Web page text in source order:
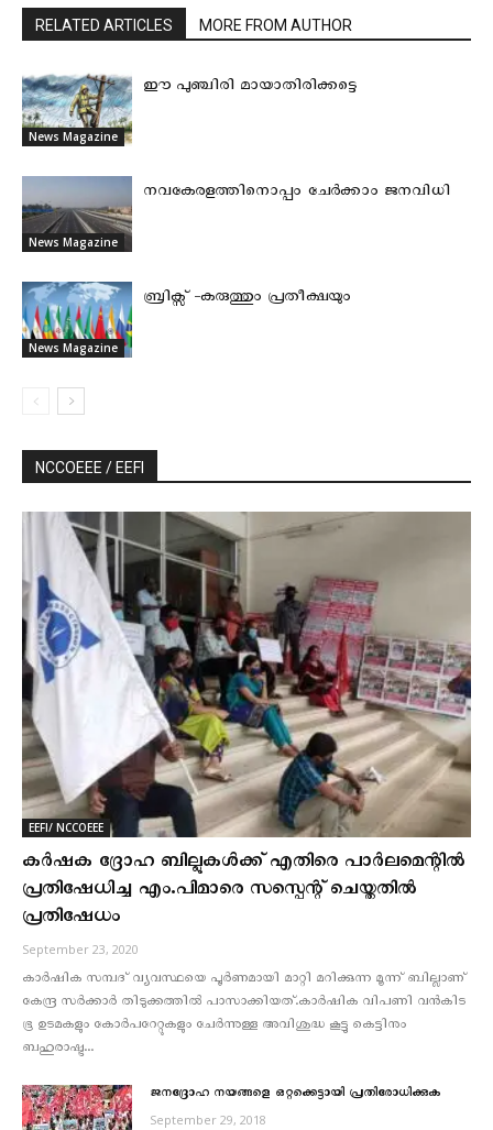
RELATED ARTICLES MORE FROM AUTHOR
News Magazine
ഈ പുഞ്ചിരി മായാതിരിക്കട്ടെ
News Magazine
നവകേരളത്തിനൊപ്പം ചേർക്കാം ജനവിധി
News Magazine
ബ്രിക്സ് -കരുത്തും പ്രതീക്ഷയും
NCCOEEE / EEFI
EEFI/ NCCOEEE
കർഷക ദ്രോഹ ബില്ലുകൾക്ക് എതിരെ പാര്‍ലമെന്റില്‍
പ്രതിഷേധിച്ച എം.പിമാരെ സസ്പെന്റ് ചെയ്തതില്‍
പ്രതിഷേധം
September 23, 2020
കാര്‍ഷിക സമ്പദ് വ്യവസ്ഥയെ പൂര്‍ണമായി മാറ്റി മറിക്കുന്ന മൂന്ന്‌ ബില്ലാണ്‌
കേന്ദ്ര സർക്കാർ തിടുക്കത്തില്‍ പാസാക്കിയത്.കാര്‍ഷിക വിപണി വന്‍കിട
ഭൂ ഉടമകളും കോര്‍പറേറ്റുകളും ചേര്‍ന്നുള്ള അവിശുദ്ധ കൂട്ടു കെട്ടിനും
ബഹുരാഷ്ട്ര...
ജനദ്രോഹ നയങ്ങളെ ഒറ്റക്കെട്ടായി പ്രതിരോധിക്കുക
September 29, 2018